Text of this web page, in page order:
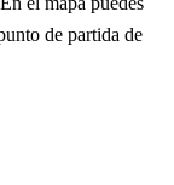
de partida de